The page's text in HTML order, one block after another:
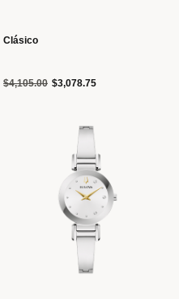
Clásico
Precio reducido de
$4,105.00a$3,078.75